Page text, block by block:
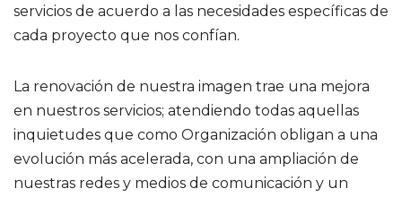
servicios de acuerdo a las necesidades específicas de
cada proyecto que nos confían.
La renovación de nuestra imagen trae una mejora
en nuestros servicios; atendiendo todas aquellas
inquietudes que como Organización obligan a una
evolución más acelerada, con una ampliación de
nuestras redes y medios de comunicación y un